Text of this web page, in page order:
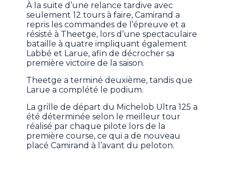
À la suite d’une relance tardive avec
seulement 12 tours à faire, Camirand a
repris les commandes de l’épreuve et a
résisté à Theetge, lors d’une spectaculaire
bataille à quatre impliquant également
Labbé et Larue, afin de décrocher sa
première victoire de la saison.
Theetge a terminé deuxième, tandis que
Larue a complété le podium.
La grille de départ du Michelob Ultra 125 a
été déterminée selon le meilleur tour
réalisé par chaque pilote lors de la
première course, ce qui a de nouveau
placé Camirand à l’avant du peloton.